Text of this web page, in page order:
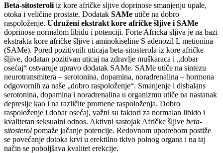
Beta-sitosteroli iz kore afričke sljive doprinose smanjenju upale,
otoka i veličine prostate. Dodatak SAMe utiče na dobro
raspoloženje. Udruženi ekstrakt kore afričke šljive i SAMe
doprinose normalom libidu i potenciji. Forte Africka sljiva je na bazi
ekstrakta kore afričke šljive i aminokiseline S adenozil L metionina
(SAMe). Pored pozitivnih uticaja beta-sitosterola iz kore afričke
šljive, dodatan pozitivan uticaj na zdravlje muškaraca i „dobar
osećaj“ ostvaruje upravo dodatak SAMe. SAMe utiče na sintezu
neurotransmitera – serotonina, dopamina, noradrenalina – hormona
odgovornih za naše „dobro raspoloženje“. Smanjenje i disbalans
serotonina, dopamina i noradrenalina u organizmu utiče na nastanak
depresije kao i na različite promene raspoloženja. Dobro
raspoloženje i dobar osećaj, važni su faktori za normalan libido i
kvalitetan seksualni odnos. Aktivni sastojak Afričke šljive beta-
sitosterol pomaže jačanje potencije. Redovnom upotrebom postiže
se povećanje dotoka krvi u erektilno tkivo polnog organa i na taj
način se poboljšava kvalitet erekcije.